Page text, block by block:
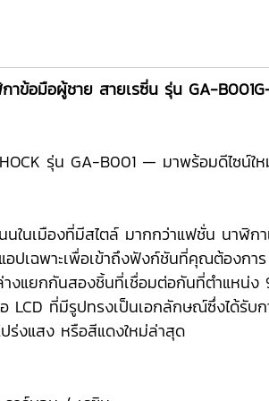
าข้อมือผู้ชาย สายเรซิ่น รุ่น GA-
รุ่น GA-B001 — มาพร้อมดีไซน์
ในเมืองที่มีสไตล์ มากกว่าแฟชั่น นาฬิ
อปเฉพาะเพื่อเข้าถึงฟังก์ชันที่คุณต้องก
งแยกกันสองชิ้นที่เชื่อมต่อกันที่ตำแหน่ง
LCD ที่มีรูปทรงเป็นเอกลักษณ์ซึ่งได้รับ
ปร่งแสง หรือสีแดงใหม่ล่าสุด